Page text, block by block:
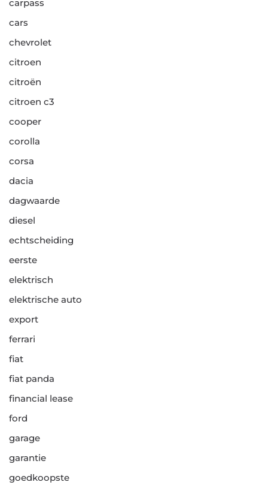
carpass
cars
chevrolet
citroen
citroën
citroen c3
cooper
corolla
corsa
dacia
dagwaarde
diesel
echtscheiding
eerste
elektrisch
elektrische auto
export
ferrari
fiat
fiat panda
financial lease
ford
garage
garantie
goedkoopste